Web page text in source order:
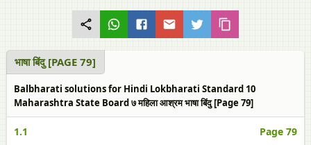
भाषा बिंदु [PAGE 79]
Balbharati solutions for Hindi Lokbharati Standard 10
Maharashtra State Board ७ महिला आश्रम भाषा बिंदु [Page 79]
1.1 Page 79